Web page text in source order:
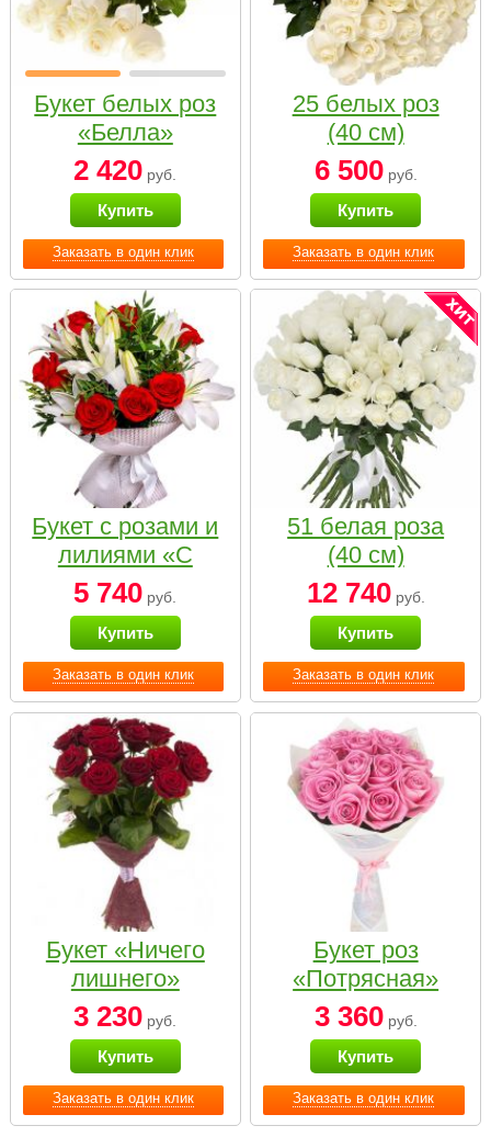
Заказать в один клик
Букет белых роз
«Белла»
2 420 руб.
Купить
Заказать в один клик
25 белых роз
(40 см)
6 500руб.
Купить
Заказать в один клик
Букет с розами и
лилиями «С
наилучшими
пожеланиями»
5 740 руб.
Купить
Заказать в один клик
51 белая роза
(40 см)
12 740руб.
Купить
Заказать в один клик
Букет «Ничего
лишнего»
3 230 руб.
Купить
Заказать в один клик
Букет роз
«Потрясная»
3 360руб.
Купить